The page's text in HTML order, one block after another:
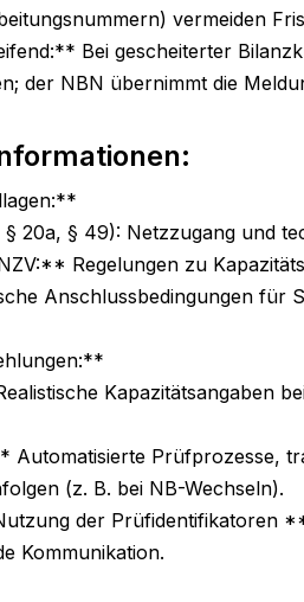
vermeiden
Bei gescheiterter
der NBN übernimmt die
20a, § 49): Netzzugang und
Regelungen zu
Anschlussbedingungen für
Kapazitätsangaben
Prüfprozesse,
(z. B. bei NB-Wechseln).
der Prüfidentifikatoren
Kommunikation.